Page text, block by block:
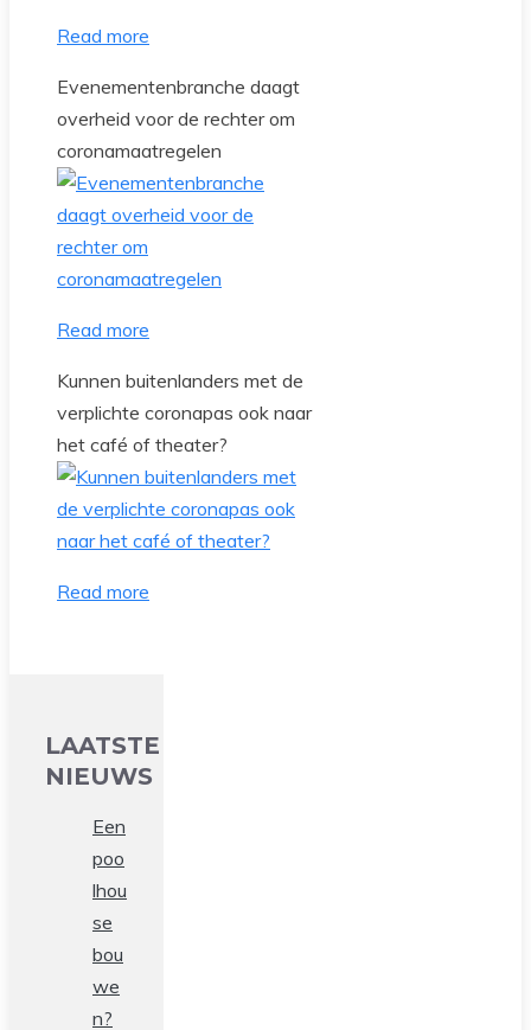
Read more
Evenementenbranche daagt
overheid voor de rechter om
coronamaatregelen
Read more
Kunnen buitenlanders met de
verplichte coronapas ook naar
het café of theater?
Read more
LAATSTE
NIEUWS
Een
poo
lhou
se
bou
we
n?